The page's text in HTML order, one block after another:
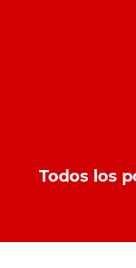
Todos los